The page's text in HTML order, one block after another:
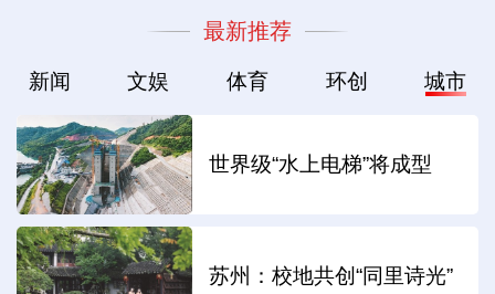
最新推荐
新闻 文娱 体育 环创 城市
世界级“水上电梯”将成型
苏州：校地共创“同里诗光”